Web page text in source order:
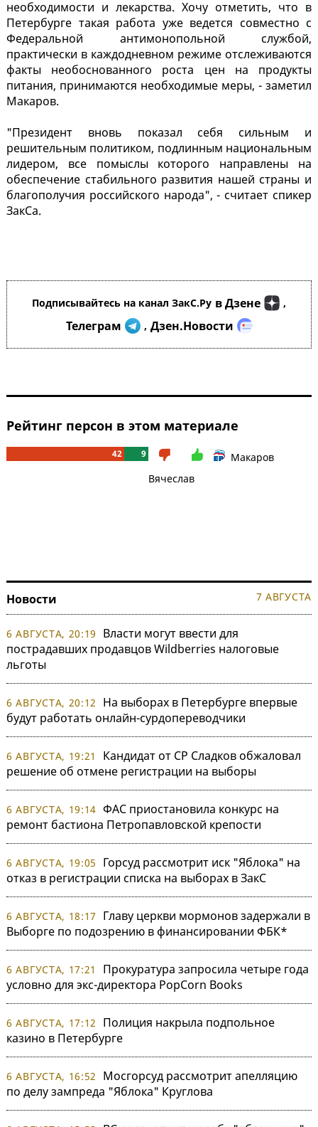
необходимости и лекарства. Хочу отметить, что в
Петербурге такая работа уже ведется совместно с
Федеральной антимонопольной службой,
практически в каждодневном режиме отслеживаются
факты необоснованного роста цен на продукты
питания, принимаются необходимые меры, - заметил
Макаров.
"Президент вновь показал себя сильным и
решительным политиком, подлинным национальным
лидером, все помыслы которого направлены на
обеспечение стабильного развития нашей страны и
благополучия российского народа", - считает спикер
ЗакСа.
Подписывайтесь на канал ЗакС.Ру в Дзене ,
Телеграм , Дзен.Новости
Рейтинг персон в этом материале
42 9
Макаров
Вячеслав
Новости 7 АВГУСТА
6 АВГУСТА, 20:19
Власти могут ввести для
пострадавших продавцов Wildberries налоговые
льготы
6 АВГУСТА, 20:12
На выборах в Петербурге впервые
будут работать онлайн-сурдопереводчики
6 АВГУСТА, 19:21
Кандидат от СР Сладков обжаловал
решение об отмене регистрации на выборы
6 АВГУСТА, 19:14 ФАС приостановила конкурс на
ремонт бастиона Петропавловской крепости
6 АВГУСТА, 19:05
Горсуд рассмотрит иск "Яблока" на
отказ в регистрации списка на выборах в ЗакС
6 АВГУСТА, 18:17
Главу церкви мормонов задержали в
Выборге по подозрению в финансировании ФБК*
6 АВГУСТА, 17:21
Прокуратура запросила четыре года
условно для экс-директора PopCorn Books
6 АВГУСТА, 17:12
Полиция накрыла подпольное
казино в Петербурге
6 АВГУСТА, 16:52
Мосгорсуд рассмотрит апелляцию
по делу зампреда "Яблока" Круглова